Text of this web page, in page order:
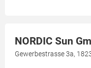
NORDIC Sun
Gewerbestrasse 3a,